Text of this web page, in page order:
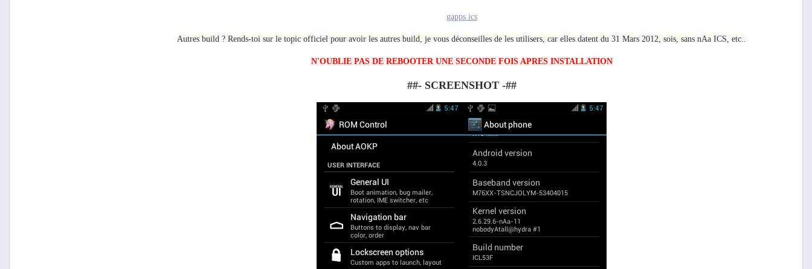
gapps ics
Autres build ? Rends-toi sur le topic officiel pour avoir les autres build, je vous déconseilles de les utilisers, car elles datent du 31 Mars 2012, sois, sans nAa ICS, etc..
N'OUBLIE PAS DE REBOOTER UNE SECONDE FOIS APRES INSTALLATION
##- SCREENSHOT -##